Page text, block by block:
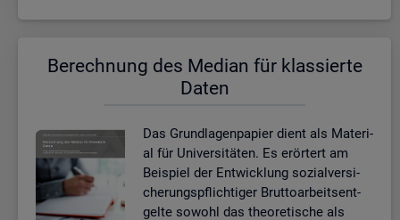
Be­rech­nung des Me­di­an für klas­sier­te
Daten
Das Grund­la­gen­pa­pier dient als Ma­te­ri­
al für Uni­ver­si­tä­ten. Es er­ör­tert am
Bei­spiel der Ent­wick­lung so­zi­al­ver­si­
che­rungs­pflich­ti­ger Brut­to­ar­beits­ent­
gel­te so­wohl das theo­re­ti­sche als